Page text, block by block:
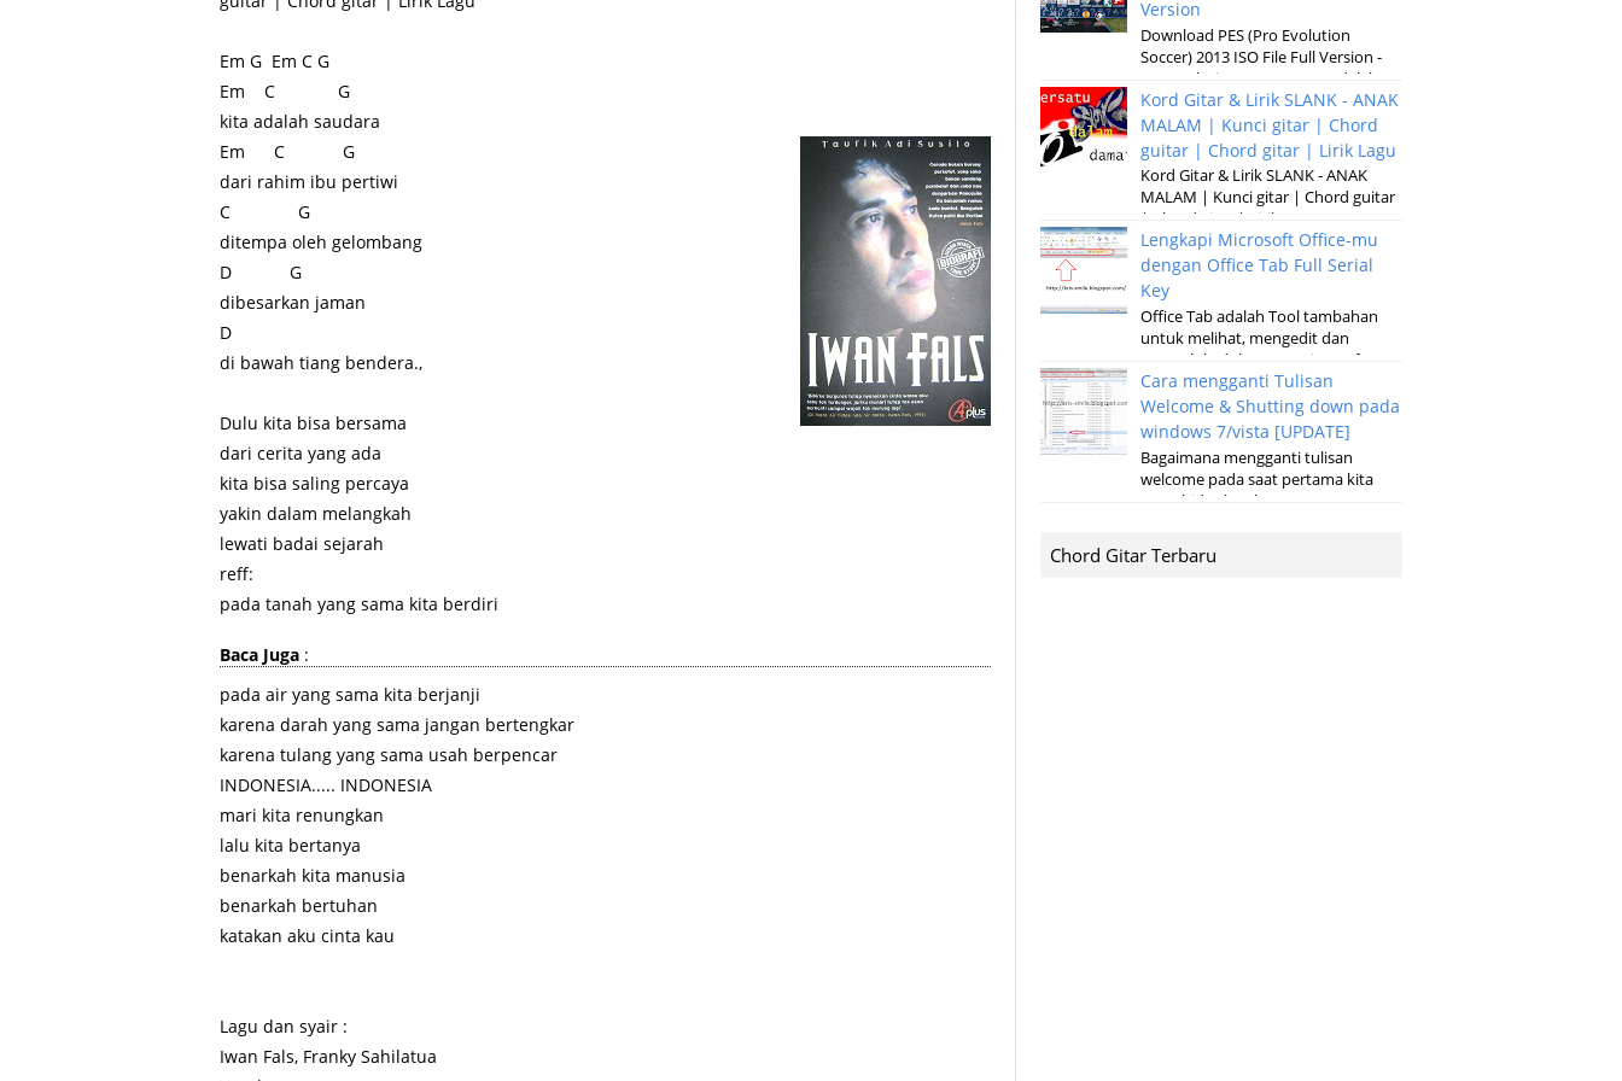
Em G Em C G
Em C G
kita adalah saudara
Em C G
dari rahim ibu pertiwi
C G
ditempa oleh gelombang
D G
dibesarkan jaman
D
di bawah tiang bendera.,
Dulu kita bisa bersama
dari cerita yang ada
kita bisa saling percaya
yakin dalam melangkah
lewati badai sejarah
reff:
pada tanah yang sama kita berdiri
Baca Juga :
pada air yang sama kita berjanji
karena darah yang sama jangan bertengkar
karena tulang yang sama usah berpencar
INDONESIA..... INDONESIA
mari kita renungkan
lalu kita bertanya
benarkah kita manusia
benarkah bertuhan
katakan aku cinta kau
Lagu dan syair :
Iwan Fals, Franky Sahilatua
Version
Download PES (Pro Evolution
Soccer) 2013 ISO File Full Version -
Pro Evolution Soccer 2013 adalah
versi terbaru dari permainan
pertandinga...
Kord Gitar & Lirik SLANK - ANAK
MALAM | Kunci gitar | Chord
guitar | Chord gitar | Lirik Lagu
Kord Gitar & Lirik SLANK - ANAK
MALAM | Kunci gitar | Chord guitar
| Chord gitar | Lirik Lagu G D Em
Kubaru keluar malam Setelah sun...
Lengkapi Microsoft Office-mu
dengan Office Tab Full Serial
Key
Office Tab adalah Tool tambahan
untuk melihat, mengedit dan
mengelola dokumen, Microsoft
Office baik pada microsoft Word,
Excel, Powerpoint...
Cara mengganti Tulisan
Welcome & Shutting down pada
windows 7/vista [UPDATE]
Bagaimana mengganti tulisan
welcome pada saat pertama kita
menghidupkan laptop atau
shuting down pada saat k...
Chord Gitar Terbaru